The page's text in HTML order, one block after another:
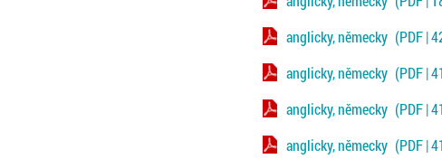
anglicky, německy (PDF |
anglicky, německy (PDF |
anglicky, německy (PDF |
anglicky, německy (PDF |